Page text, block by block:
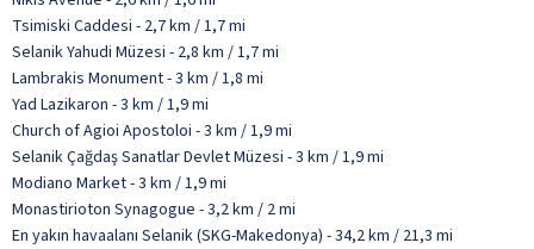
Tsimiski Caddesi - 2,7 km / 1,7 mi
Selanik Yahudi Müzesi - 2,8 km / 1,7 mi
Lambrakis Monument - 3 km / 1,8 mi
Yad Lazikaron - 3 km / 1,9 mi
Church of Agioi Apostoloi - 3 km / 1,9 mi
Selanik Çağdaş Sanatlar Devlet Müzesi - 3 km / 1,9 mi
Modiano Market - 3 km / 1,9 mi
Monastirioton Synagogue - 3,2 km / 2 mi
En yakın havaalanı Selanik (SKG-Makedonya) - 34,2 km / 21,3 mi